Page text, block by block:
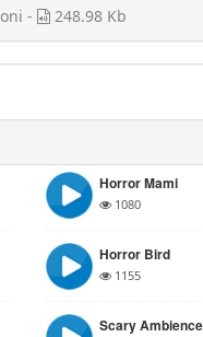
- 248.98 Kb
Horror Mami
1080
Horror Bird
1155
Scary Ambience